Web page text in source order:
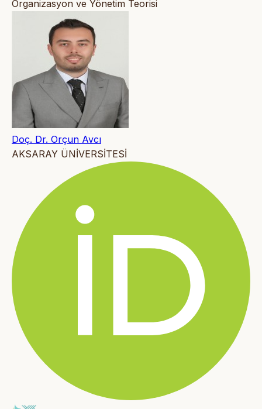
Organizasyon ve Yönetim Teorisi
Doç. Dr. Orçun Avcı
AKSARAY ÜNİVERSİTESİ